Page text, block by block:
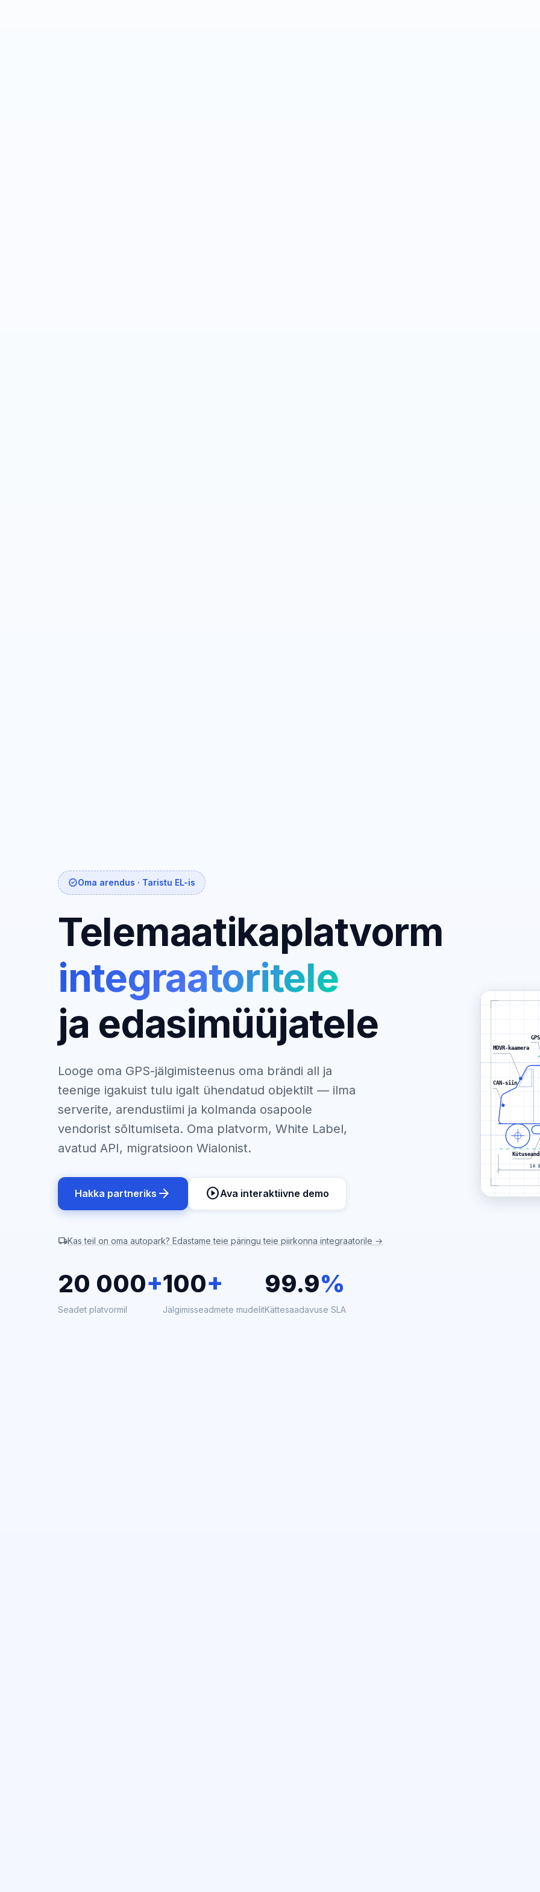
verifiedOma arendus · Taristu EL-is
Telemaatikaplatvorm
integraatoritele
ja edasimüüjatele
Looge oma GPS-jälgimisteenus oma brändi all ja
teenige igakuist tulu igalt ühendatud objektilt — ilma
serverite, arendustiimi ja kolmanda osapoole
vendorist sõltumiseta. Oma platvorm, White Label,
avatud API, migratsioon Wialonist.
Hakka partneriks arrow_forward play_circleAva interaktiivne demo
local_shippingKas teil on oma autopark? Edastame teie päringu teie piirkonna integraatorile →
20 000+
Seadet platvormil
100+
Jälgimisseadmete mudelit
99.9%
Kättesaadavuse SLA
MDVR-kaamera
CAN-siin
16